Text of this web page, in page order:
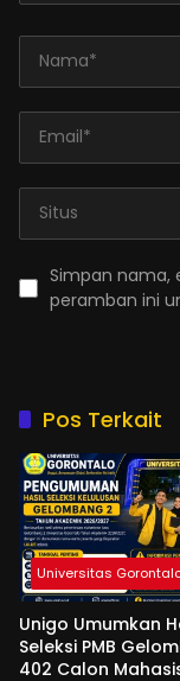
Simpan nama,
peramban ini
Pos Terkait
Universitas
Unigo Umumkan
Seleksi PMB
402 Calon